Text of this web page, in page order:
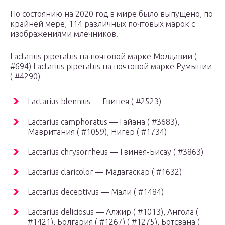
По состоянию на 2020 год в мире было выпущено, по
крайней мере, 114 различных почтовых марок с
изображениями млечников.
Lactarius piperatus на почтовой марке Молдавии (
#694) Lactarius piperatus на почтовой марке Румынии
( #4290)
Lactarius blennius — Гвинея ( #2523)
Lactarius camphoratus — Гайана ( #3683),
Мавритания ( #1059), Нигер ( #1734)
Lactarius chrysorrheus — Гвинея-Бисау ( #3863)
Lactarius claricolor — Мадагаскар ( #1632)
Lactarius deceptivus — Мали ( #1484)
Lactarius deliciosus — Алжир ( #1013), Ангола (
#1421), Болгария ( #1267) ( #1275), Ботсвана (